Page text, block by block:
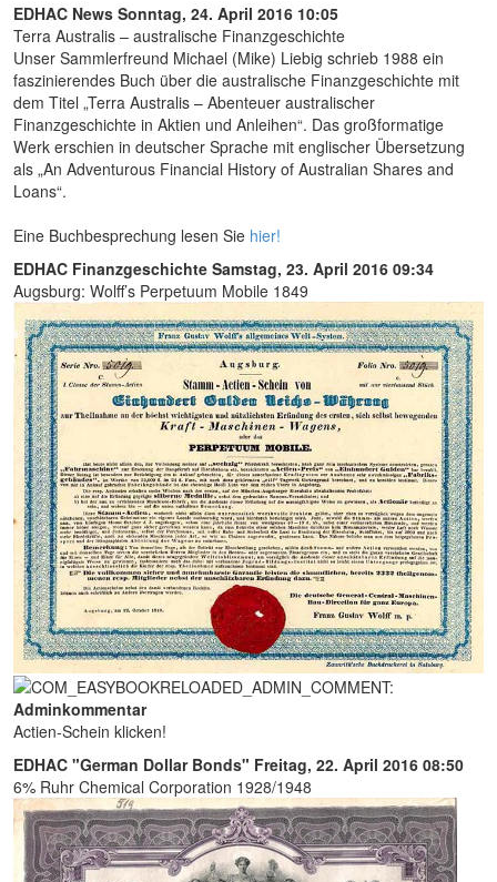
EDHAC NewsSonntag, 24. April 2016 10:05
Terra Australis – australische Finanzgeschichte
Unser Sammlerfreund Michael (Mike) Liebig schrieb 1988 ein
faszinierendes Buch über die australische Finanzgeschichte mit
dem Titel „Terra Australis – Abenteuer australischer
Finanzgeschichte in Aktien und Anleihen“. Das großformatige
Werk erschien in deutscher Sprache mit englischer Übersetzung
als „An Adventurous Financial History of Australian Shares and
Loans“.
Eine Buchbesprechung lesen Sie hier!
EDHAC FinanzgeschichteSamstag, 23. April 2016 09:34
Augsburg: Wolff’s Perpetuum Mobile 1849
Adminkommentar
Actien-Schein klicken!
EDHAC "German Dollar Bonds" Freitag, 22. April 2016 08:50
6% Ruhr Chemical Corporation 1928/1948